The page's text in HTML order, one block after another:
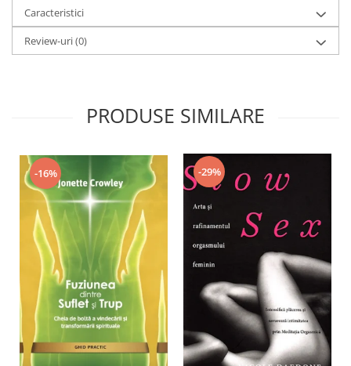
Caracteristici
Review-uri(0)
PRODUSE SIMILARE
-16% -29%